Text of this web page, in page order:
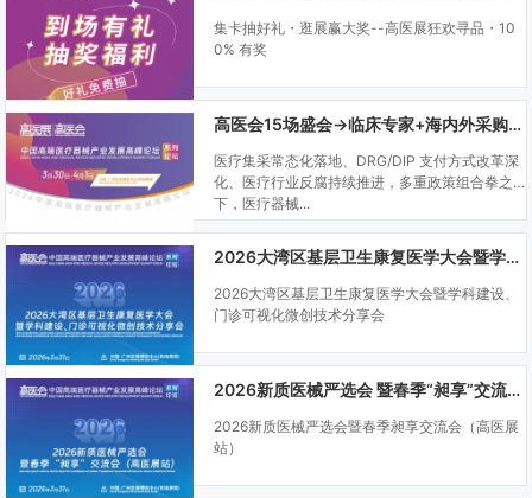
集卡抽好礼・逛展赢大奖--高医展狂欢寻品・10
0% 有奖
高医会15场盛会→临床专家+海内外采购商双向对接
医疗集采常态化落地、DRG/DIP 支付方式改革深
化、医疗行业反腐持续推进，多重政策组合拳之
下，医疗器械...
2026大湾区基层卫生康复医学大会暨学科建设、门诊可视化微创技术分享会
2026大湾区基层卫生康复医学大会暨学科建设、
门诊可视化微创技术分享会
2026新质医械严选会 暨春季“昶享”交流会（高医展站）
2026新质医械严选会暨春季昶享交流会（高医展
站）